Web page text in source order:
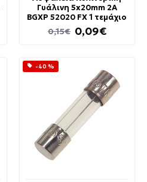
Γυάλινη 5x20mm 2A
BGXP 52020 FX 1 τεμάχιο
0,09€
0,15€
-40 %